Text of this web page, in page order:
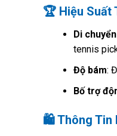
🏆 Hiệu Suất
Di
tennis
Độ bám:
Bố trợ
🛍️ Thông Tin